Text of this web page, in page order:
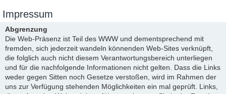
Impressum
Abgrenzung
Die Web-Präsenz ist Teil des WWW und dementsprechend mit
fremden, sich jederzeit wandeln könnenden Web-Sites verknüpft,
die folglich auch nicht diesem Verantwortungsbereich unterliegen
und für die nachfolgende Informationen nicht gelten. Dass die Links
weder gegen Sitten noch Gesetze verstoßen, wird im Rahmen der
uns zur Verfügung stehenden Möglichkeiten ein mal geprüft. Links,